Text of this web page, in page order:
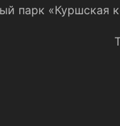
парк «Куршская